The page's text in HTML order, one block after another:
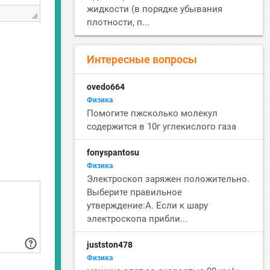
жидкости (в порядке убывания
плотности, п...
Интересные вопросы
ovedo664
Физика
Помогите пжсколько молекул
содержится в 10г углекислого газа
fonyspantosu
Физика
Электроскоп заряжен положительно.
Выберите правильное
утверждение:А. Если к шару
электроскопа прибли...
justston478
Физика